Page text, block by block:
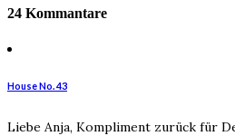
24 Kommantare
House No. 43
Liebe Anja, Kompliment zurück für